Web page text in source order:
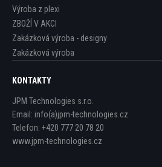
Výroba z plexi
ZBOŽÍ V AKCI
Zakázková výroba - designy
Zakázková výroba
KONTAKTY
JPM Technologies s.r.o.
Email: info(a)jpm-technologies.cz
Telefon: +420 777 20 78 20
www.jpm-technologies.cz